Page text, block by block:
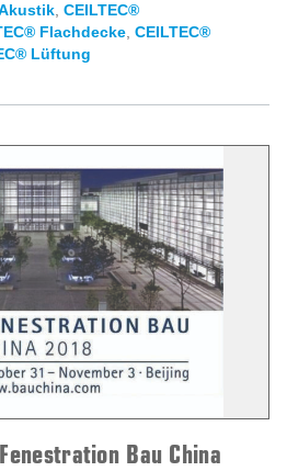
, CEILTEC®
Flachdecke CEILTEC®
Lüftung
Bau China